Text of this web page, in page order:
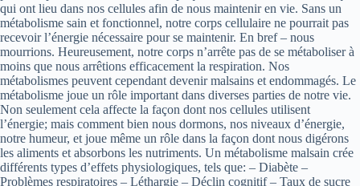
qui ont lieu dans nos cellules afin de nous maintenir en vie. Sans un
métabolisme sain et fonctionnel, notre corps cellulaire ne pourrait pas
recevoir l’énergie nécessaire pour se maintenir. En bref – nous
mourrions. Heureusement, notre corps n’arrête pas de se métaboliser à
moins que nous arrêtions efficacement la respiration. Nos
métabolismes peuvent cependant devenir malsains et endommagés. Le
métabolisme joue un rôle important dans diverses parties de notre vie.
Non seulement cela affecte la façon dont nos cellules utilisent
l’énergie; mais comment bien nous dormons, nos niveaux d’énergie,
notre humeur, et joue même un rôle dans la façon dont nous digérons
les aliments et absorbons les nutriments. Un métabolisme malsain crée
différents types d’effets physiologiques, tels que: – Diabète –
Problèmes respiratoires – Léthargie – Déclin cognitif – Taux de sucre